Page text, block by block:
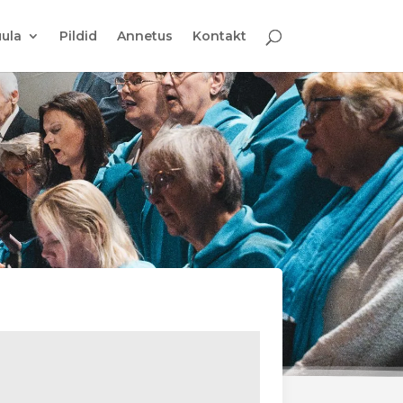
Pildid Annetus Kontakt